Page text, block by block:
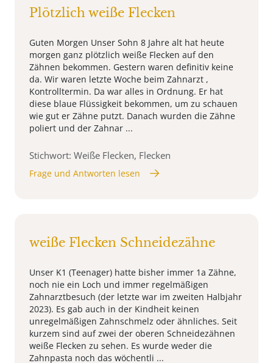
Plötzlich weiße Flecken
Guten Morgen Unser Sohn 8 Jahre alt hat heute
morgen ganz plötzlich weiße Flecken auf den
Zähnen bekommen. Gestern waren definitiv keine
da. Wir waren letzte Woche beim Zahnarzt ,
Kontrolltermin. Da war alles in Ordnung. Er hat
diese blaue Flüssigkeit bekommen, um zu schauen
wie gut er Zähne putzt. Danach wurden die Zähne
poliert und der Zahnar ...
Stichwort: Weiße Flecken, Flecken
Frage und Antworten lesen
weiße Flecken Schneidezähne
Unser K1 (Teenager) hatte bisher immer 1a Zähne,
noch nie ein Loch und immer regelmäßigen
Zahnarztbesuch (der letzte war im zweiten Halbjahr
2023). Es gab auch in der Kindheit keinen
unregelmäßigen Zahnschmelz oder ähnliches. Seit
kurzem sind auf zwei der oberen Schneidezähnen
weiße Flecken zu sehen. Es wurde weder die
Zahnpasta noch das wöchentli ...